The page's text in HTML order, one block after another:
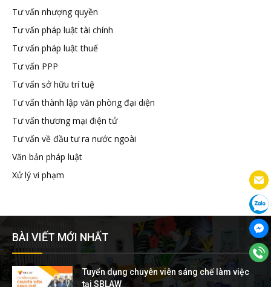
Tư vấn nhượng quyền
Tư vấn pháp luật tài chính
Tư vấn pháp luật thuế
Tư vấn PPP
Tư vấn sở hữu trí tuệ
Tư vấn thành lập văn phòng đại diện
Tư vấn thương mại điện tử
Tư vấn về đầu tư ra nước ngoài
Văn bản pháp luật
Xử lý vi phạm
BÀI VIẾT MỚI NHẤT
Tuyển dụng chuyên viên sáng chế làm việc
tại SBLAW